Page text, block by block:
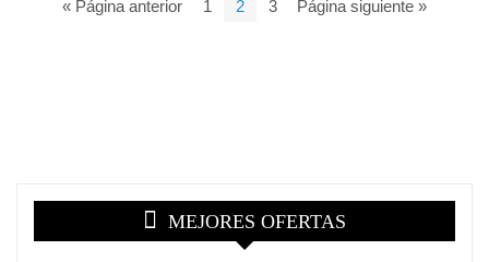
« Página anterior 1 2 3 Página siguiente »
MEJORES OFERTAS